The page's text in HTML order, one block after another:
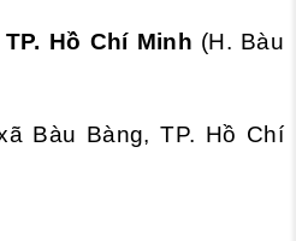
Hồ Chí Minh (H. Bàu
Bàu Bàng, TP. Hồ Chí